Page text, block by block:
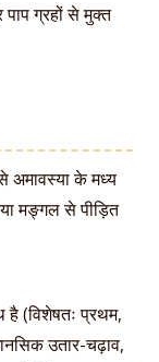
ग्रहों से मुक्त
अमावस्या के मध्य
मङ्गल से पीड़ित
(विशेषतः प्रथम,
उतार-चढ़ाव,